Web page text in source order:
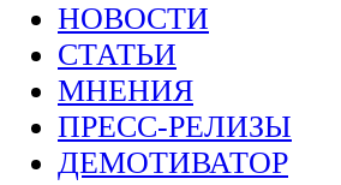
НОВОСТИ
СТАТЬИ
МНЕНИЯ
ПРЕСС-РЕЛИЗЫ
ДЕМОТИВАТОР